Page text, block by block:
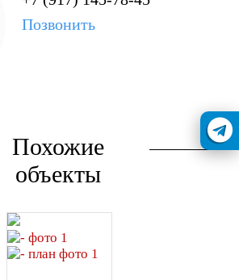
Позвонить
Похожие
объекты